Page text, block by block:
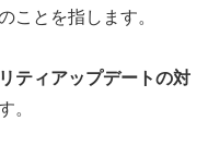
ことを指します。
ティアップデートの対
。